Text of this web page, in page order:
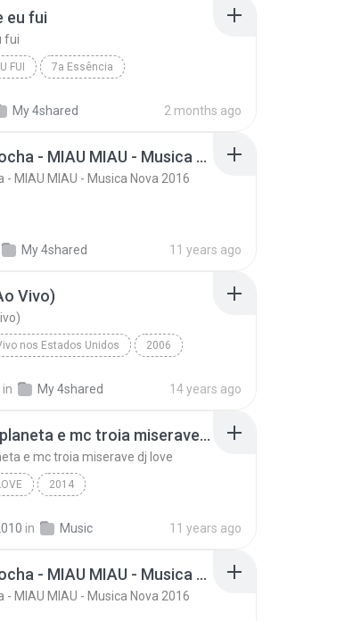
eu fui
fui
FUI 7a Essência
My 4shared 2 months ago
Pablo Do Arrocha - MIAU MIAU - Musica Nova 2016
- MIAU MIAU - Musica Nova 2016
My 4shared 11 years ago
Vivo)
nos Estados Unidos 2006
in My 4shared 14 years ago
Marreta you planeta e mc troia miserave dj love
e mc troia miserave dj love
2014
in Music 11 years ago
Pablo Do Arrocha - MIAU MIAU - Musica Nova 2016
- MIAU MIAU - Musica Nova 2016